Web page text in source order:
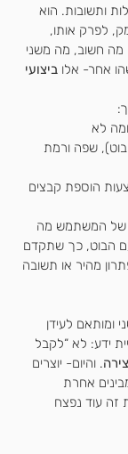
ותשובות. הוא
לפרק אותו,
מה חשוב, מה משני
אחר- אלו ביצועי
לא
שפה ורמת
הוספת קבצים
של המשתמש מה
הבוט, כך שתקדם
מהיר או תשובה
ומותאם לעידן
ידע: לא “לקבל
. והיום- יוצרים
אחרת
זה עוד נפצח